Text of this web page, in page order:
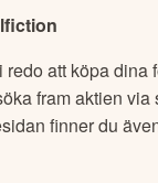
att köpa dina
fram aktien via
finner du